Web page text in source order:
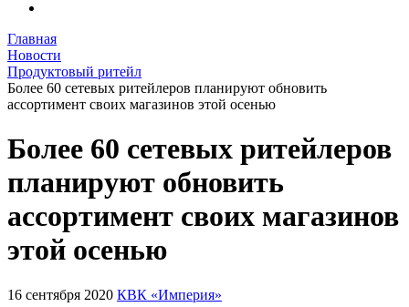
Главная
Новости
Продуктовый ритейл
Более 60 сетевых ритейлеров планируют обновить
ассортимент своих магазинов этой осенью
Более 60 сетевых ритейлеров
планируют обновить
ассортимент своих магазинов
этой осенью
16 сентября 2020 КВК «Империя»